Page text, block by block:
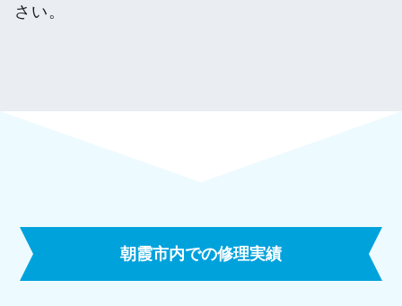
さい。
朝霞市内での修理実績